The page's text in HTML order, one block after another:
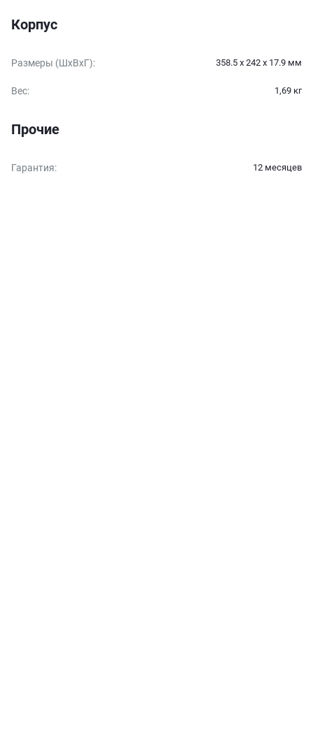
Корпус
Размеры (ШxВxГ): 358.5 х 242 х 17.9 мм
Вес: 1,69 кг
Прочие
Гарантия: 12 месяцев